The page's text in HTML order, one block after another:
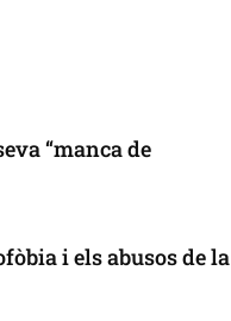
“manca de
i els abusos de la